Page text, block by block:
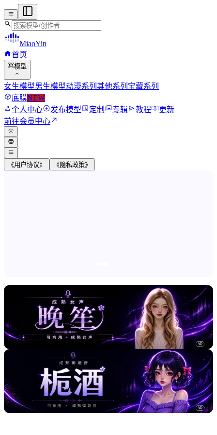
menu
search
MiaoYin
home首页
view_in_ar模型
expand_more
女生模型男生模型动漫系列 其他系列 宝藏系列
deployed_code底膜NEW
person个人中心add_circle发布模型assessment定制 photo_library专辑send教程menu_book更新
前往会员中心north_east
light_mode
language
format_list_bulleted
《用户协议》 《隐私政策》
AD
AD